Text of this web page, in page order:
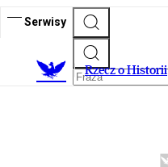
Serwisy
Rzecz o Historii